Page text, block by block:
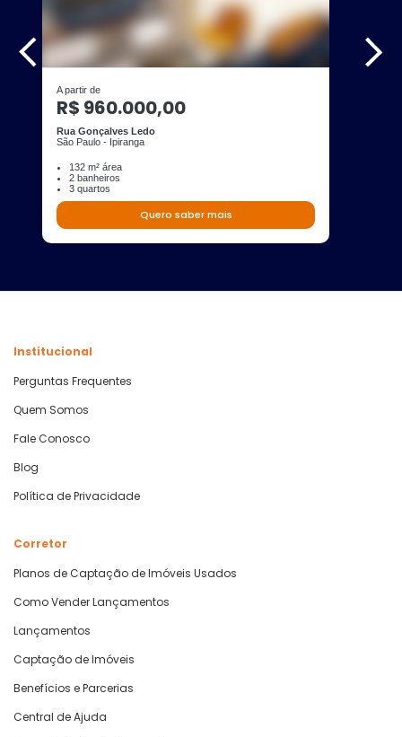
A partir de
R$ 960.000,00
Rua Gonçalves Ledo
São Paulo - Ipiranga
132 m² área
2 banheiros
3 quartos
Quero saber mais
Institucional
Perguntas Frequentes
Quem Somos
Fale Conosco
Blog
Política de Privacidade
Corretor
Planos de Captação de Imóveis Usados
Como Vender Lançamentos
Lançamentos
Captação de Imóveis
Benefícios e Parcerias
Central de Ajuda